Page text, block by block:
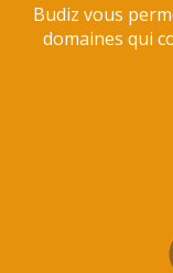
Budiz vous
domaines qui